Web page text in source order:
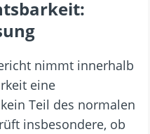
nimmt innerhalb
eine
Teil des normalen
insbesondere, ob